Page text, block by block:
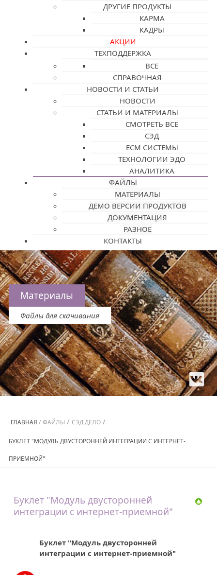
ДРУГИЕ ПРОДУКТЫ
КАРМА
КАДРЫ
АКЦИИ
ТЕХПОДДЕРЖКА
ВСЕ
СПРАВОЧНАЯ
НОВОСТИ И СТАТЬИ
НОВОСТИ
СТАТЬИ И МАТЕРИАЛЫ
СМОТРЕТЬ ВСЕ
СЭД
ECM СИСТЕМЫ
ТЕХНОЛОГИИ ЭДО
АНАЛИТИКА
ФАЙЛЫ
МАТЕРИАЛЫ
ДЕМО ВЕРСИИ ПРОДУКТОВ
ДОКУМЕНТАЦИЯ
РАЗНОЕ
КОНТАКТЫ
Материалы
Файлы для скачивания
ГЛАВНАЯ / ФАЙЛЫ / СЭД ДЕЛО /
БУКЛЕТ "МОДУЛЬ ДВУСТОРОННЕЙ ИНТЕГРАЦИИ С ИНТЕРНЕТ-
ПРИЕМНОЙ"
Буклет "Модуль двусторонней
интеграции с интернет-приемной"
Буклет "Модуль двусторонней
интеграции с интернет-приемной"